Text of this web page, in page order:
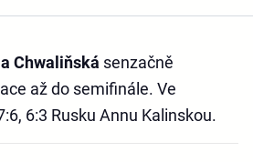
Chwaliňská senzačně
až do semifinále. Ve
6:3 Rusku Annu Kalinskou.